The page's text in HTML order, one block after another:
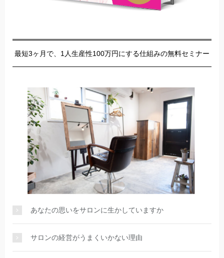
最短3ヶ月で、1人生産性100万円にする仕組みの無料セミナー
あなたの思いをサロンに生かしていますか
サロンの経営がうまくいかない理由